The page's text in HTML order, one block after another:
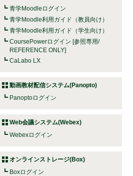
青学Moodleログイン
青学Moodle利用ガイド（教員向け）
青学Moodle利用ガイド（学生向け）
CoursePowerログイン [参照専用/
REFERENCE ONLY]
CaLabo LX
動画教材配信システム(Panopto)
Panoptoログイン
Web会議システム(Webex)
Webexログイン
オンラインストレージ(Box)
Boxログイン